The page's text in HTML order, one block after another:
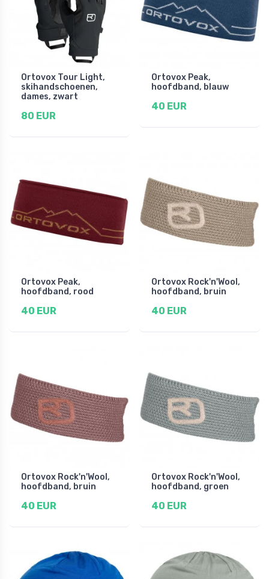
Ortovox Tour Light,
skihandschoenen,
dames, zwart
80 EUR
Ortovox Peak,
hoofdband, blauw
40 EUR
Ortovox Peak,
hoofdband, rood
40 EUR
Ortovox Rock'n'Wool,
hoofdband, bruin
40 EUR
Ortovox Rock'n'Wool,
hoofdband, bruin
40 EUR
Ortovox Rock'n'Wool,
hoofdband, groen
40 EUR